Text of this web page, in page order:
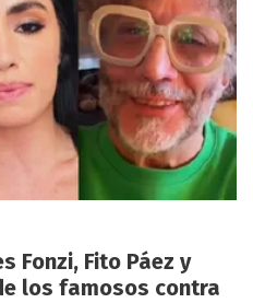
Fonzi, Fito Páez y
los famosos contra